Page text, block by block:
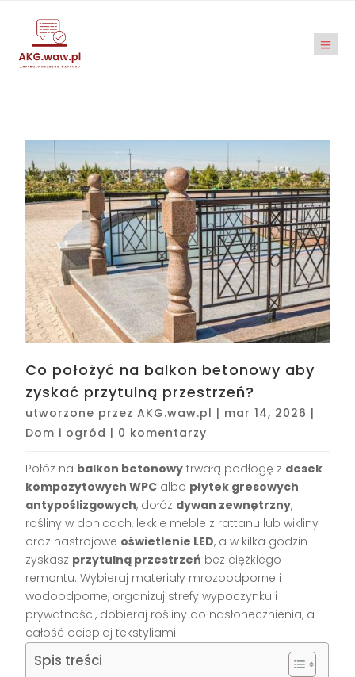
Co położyć na balkon betonowy aby
zyskać przytulną przestrzeń?
utworzone przezAKG.waw.pl | mar 14, 2026 |
Dom i ogród | 0 komentarzy
Połóż na balkon betonowy trwałą podłogę z desek
kompozytowych WPC albo płytek gresowych
antypoślizgowych, dołóż dywan zewnętrzny,
rośliny w donicach, lekkie meble z rattanu lub wikliny
oraz nastrojowe oświetlenie LED, a w kilka godzin
zyskasz przytulną przestrzeń bez ciężkiego
remontu. Wybieraj materiały mrozoodporne i
wodoodporne, organizuj strefy wypoczynku i
prywatności, dobieraj rośliny do nasłonecznienia, a
całość ocieplaj tekstyliami.
Spis treści